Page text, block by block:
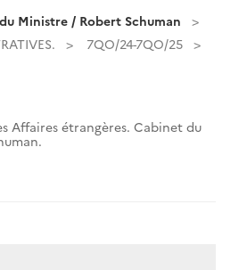
Ministre / Robert Schuman
7QO/24-7QO/25
Affaires étrangères. Cabinet du